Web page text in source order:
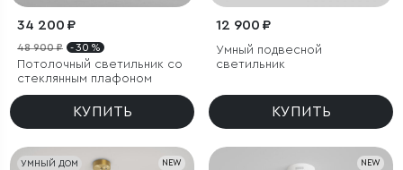
34 200 ₽
48 900 ₽ - 30 %
Потолочный светильник со
стеклянным плафоном
КУПИТЬ
12 900 ₽
Умный подвесной
светильник
КУПИТЬ
УМНЫЙ ДОМ NEW NEW